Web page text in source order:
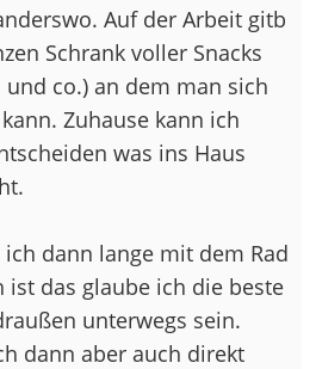
Auf der Arbeit gitb
Schrank voller Snacks
und co.) an dem man sich
Zuhause kann ich
was ins Haus
dann lange mit dem Rad
ist das glaube ich die beste
unterwegs sein.
dann aber auch direkt